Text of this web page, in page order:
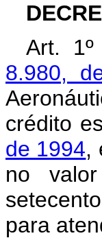
Art.
8.980,
crédito
de 1994,
no
para